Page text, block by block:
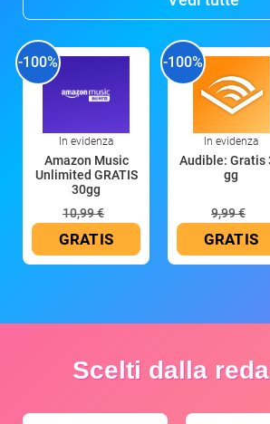
-100%
In evidenza
Amazon Music
Unlimited GRATIS
30gg
10,99 €
GRATIS
-100%
In evidenza
Audible: Gratis
gg
9,99 €
GRATIS
Scelti dalla